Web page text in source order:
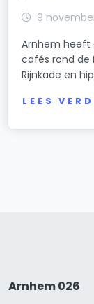
9
Arnhem heeft
cafés rond de
Rijnkade en
LEES
Arnhem 026